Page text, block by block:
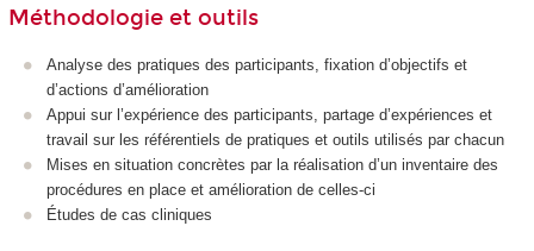
Méthodologie et outils
Analyse des pratiques des participants, fixation d’objectifs et
d’actions d’amélioration
Appui sur l’expérience des participants, partage d’expériences et
travail sur les référentiels de pratiques et outils utilisés par chacun
Mises en situation concrètes par la réalisation d’un inventaire des
procédures en place et amélioration de celles-ci
Études de cas cliniques